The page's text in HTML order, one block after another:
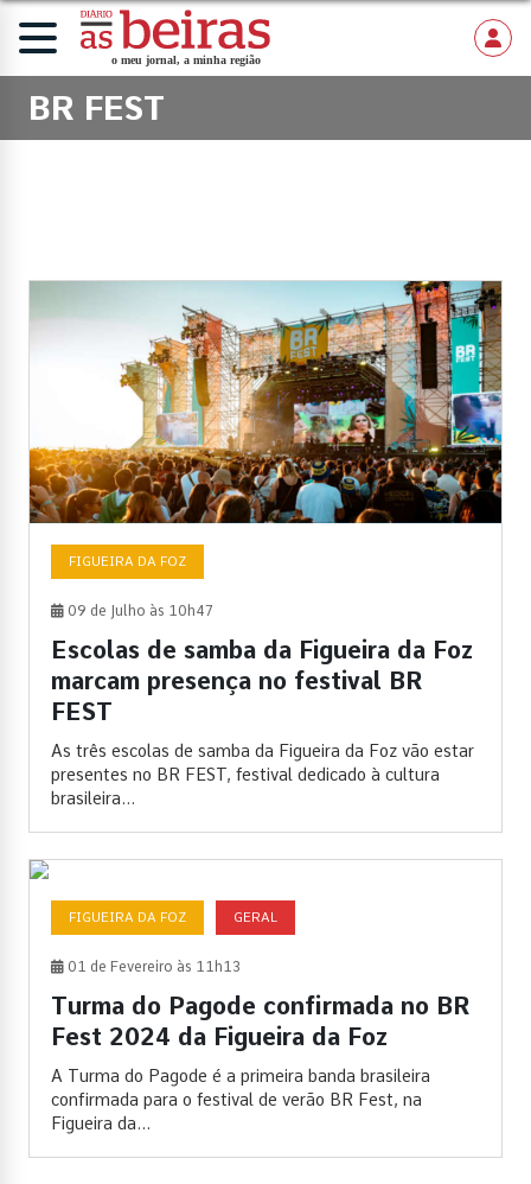
BR FEST
FIGUEIRA DA FOZ
09 de Julho às 10h47
Escolas de samba da Figueira da Foz
marcam presença no festival BR
FEST
As três escolas de samba da Figueira da Foz vão estar
presentes no BR FEST, festival dedicado à cultura
brasileira...
FIGUEIRA DA FOZ GERAL
01 de Fevereiro às 11h13
Turma do Pagode confirmada no BR
Fest 2024 da Figueira da Foz
A Turma do Pagode é a primeira banda brasileira
confirmada para o festival de verão BR Fest, na
Figueira da...